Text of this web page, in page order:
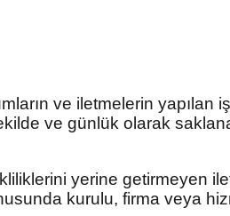
ve iletmelerin yapılan
ve günlük olarak
yerine getirmeyen
kurulu, firma veya